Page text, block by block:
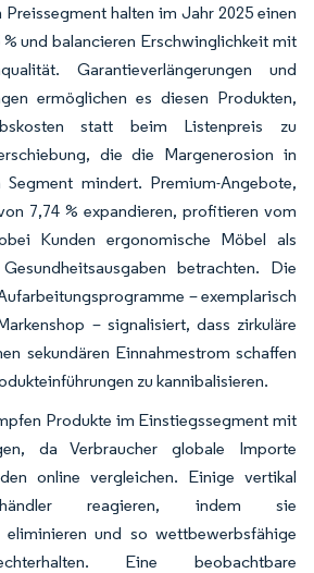
halten im Jahr 2025 einen
und balancieren Erschwinglichkeit mit
Garantieverlängerungen und
ermöglichen es diesen Produkten,
statt beim Listenpreis zu
die die Margenerosion in
Segment mindert. Premium-Angebote,
7,74 % expandieren, profitieren vom
Kunden ergonomische Möbel als
betrachten. Die
– exemplarisch
– signalisiert, dass zirkuläre
sekundären Einnahmestrom schaffen
zu kannibalisieren.
Produkte im Einstiegssegment mit
da Verbraucher globale Importe
online vergleichen. Einige vertikal
reagieren, indem sie
eliminieren und so wettbewerbsfähige
Eine beobachtbare